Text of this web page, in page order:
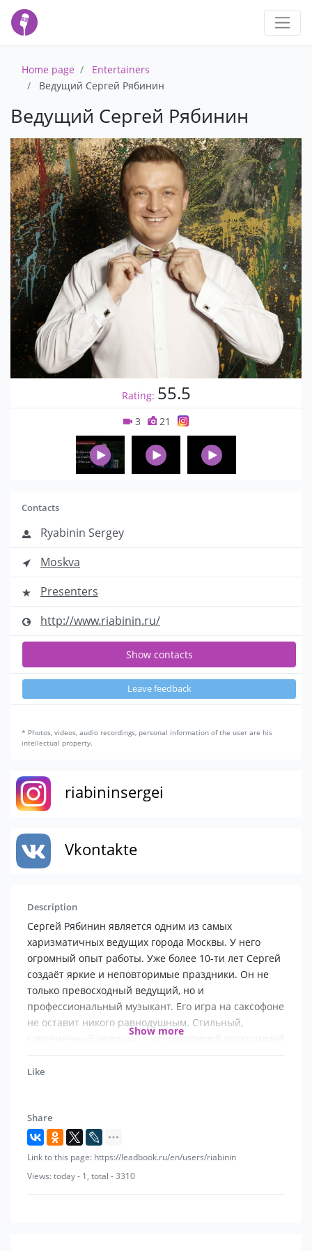
Home page
Entertainers
Ведущий Сергей Рябинин
Ведущий Сергей Рябинин
Rating: 55.5
3 21
Contacts
Ryabinin Sergey
Moskva
Presenters
http://www.riabinin.ru/
Show contacts
Leave feedback
* Photos, videos, audio recordings, personal information of the user are his
intellectual property.
riabininsergei
Vkontakte
Description
Сергей Рябинин является одним из самых
харизматичных ведущих города Москвы. У него
огромный опыт работы. Уже более 10-ти лет Сергей
создаёт яркие и неповторимые праздники. Он не
только превосходный ведущий, но и
профессиональный музыкант. Его игра на саксофоне
не оставит никого равнодушным. Стильный,
современный ведущий с неповторимой программой
и тонким чувством юмора!
— Мероприятия любого уровня и масштаба
— Европейский стиль проведения праздников
— Более 800 проведённых мероприятий
Show more
Like
Share
Link to this page: https://leadbook.ru/en/users/riabinin
Views: today - 1, total - 3310